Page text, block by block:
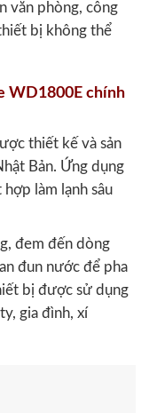
văn phòng, công
bị không thể
WD1800E chính
thiết kế và sản
Bản. Ứng dụng
làm lạnh sâu
đem đến dòng
đun nước để pha
bị được sử dụng
gia đình, xí